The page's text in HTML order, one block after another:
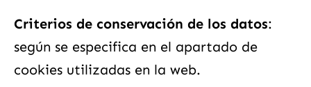
Criterios de conservación de los datos:
según se especifica en el apartado de
cookies utilizadas en la web.